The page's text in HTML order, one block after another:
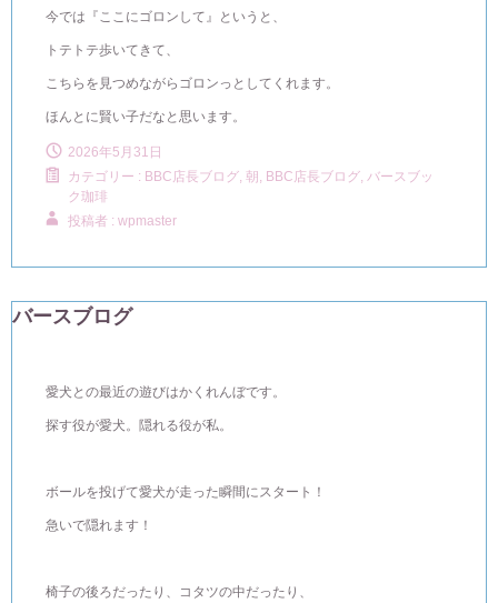
今では『ここにゴロンして』というと、
トテトテ歩いてきて、
こちらを見つめながらゴロンっとしてくれます。
ほんとに賢い子だなと思います。
2026年5月31日
カテゴリー : BBC店長ブログ, 朝, BBC店長ブログ, バースブッ
ク珈琲
投稿者 : wpmaster
バースブログ
愛犬との最近の遊びはかくれんぼです。
探す役が愛犬。隠れる役が私。
ボールを投げて愛犬が走った瞬間にスタート！
急いで隠れます！
椅子の後ろだったり、コタツの中だったり、